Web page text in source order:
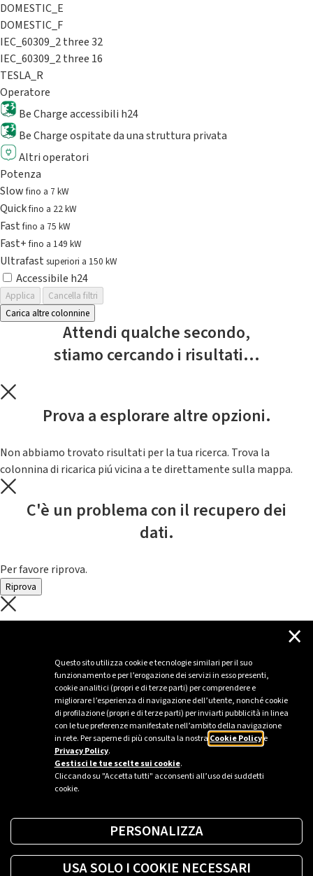
Questo sito utilizza cookie e tecnologie similari per il suo
funzionamento e per l’erogazione dei servizi in esso presenti,
cookie analitici (propri e di terze parti) per comprendere e
migliorare l’esperienza di navigazione dell’utente, nonché cookie
di profilazione (propri e di terze parti) per inviarti pubblicità in linea
con le tue preferenze manifestate nell’ambito della navigazione
in rete. Per saperne di più consulta la nostra Cookie Policye
Privacy Policy.
Gestisci le tue scelte sui cookie.
Cliccando su "Accetta tutti" acconsenti all’uso dei suddetti
cookie.
×
PERSONALIZZA
USA SOLO I COOKIE NECESSARI
DOMESTIC_E
DOMESTIC_F
IEC_60309_2 three 32
IEC_60309_2 three 16
TESLA_R
Operatore
Be Charge accessibili h24
Be Charge ospitate da una struttura privata
Altri operatori
Potenza
Slowfino a 7 kW
Quickfino a 22 kW
Fastfino a 75 kW
Fast+fino a 149 kW
Ultrafast superiori a 150 kW
Accessibile h24
Applica
Cancella filtri
Carica altre colonnine
Attendi qualche secondo,
stiamo cercando i risultati...
Prova a esplorare altre opzioni.
Non abbiamo trovato risultati per la tua ricerca. Trova la
colonnina di ricarica piú vicina a te direttamente sulla mappa.
C'è un problema con il recupero dei
dati.
Per favore riprova.
Riprova
C'è un problema con il recupero dei
Per favore riprova piú tardi
Sei un’azienda o una PA?
Trova la soluzione più giusta per te.
Richiedi una colonnina